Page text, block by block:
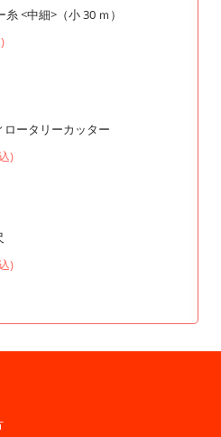
糸 <中細>（小 30 ｍ）
ロータリーカッター
)
)